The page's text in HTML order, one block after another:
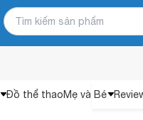
Đồ thể thaoMẹ và Bé